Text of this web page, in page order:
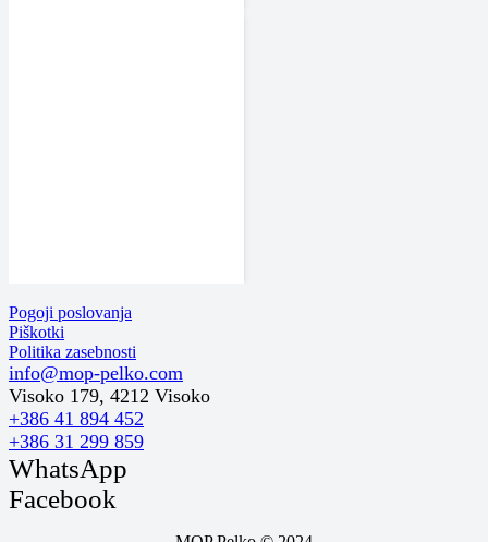
Pogoji poslovanja
Piškotki
Politika zasebnosti
info@mop-pelko.com
Visoko 179, 4212 Visoko
+386 41 894 452
+386 31 299 859
WhatsApp
Facebook